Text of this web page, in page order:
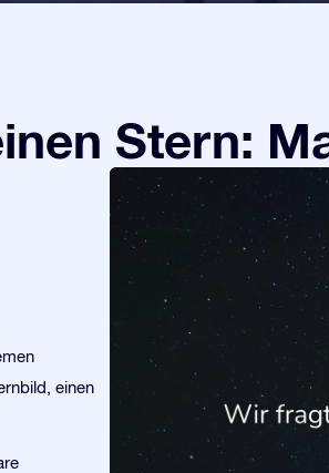
Stern:
einen